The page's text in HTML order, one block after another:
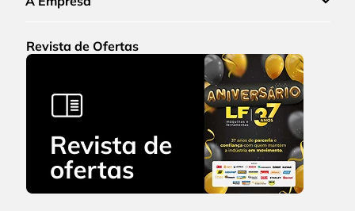
Revista de Ofertas